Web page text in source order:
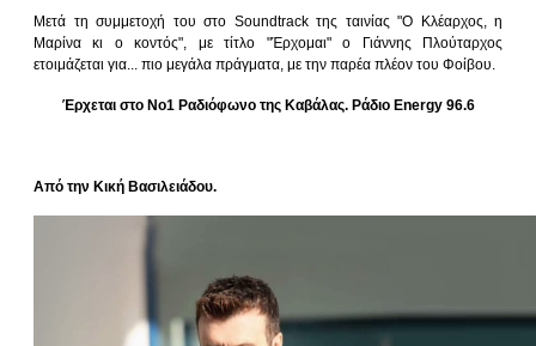
Μετά τη συμμετοχή του στο Soundtrack της ταινίας "Ο Κλέαρχος, η
Μαρίνα κι ο κοντός", με τίτλο "Έρχομαι" ο Γιάννης Πλούταρχος
ετοιμάζεται για... πιο μεγάλα πράγματα, με την παρέα πλέον του Φοίβου.
Έρχεται στο Νο1 Ραδιόφωνο της Καβάλας. Ράδιο Energy 96.6
Από την Κική Βασιλειάδου.